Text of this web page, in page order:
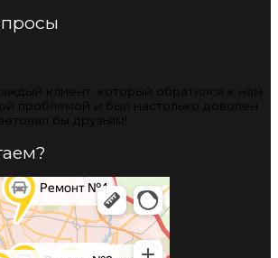
клиент, который обратился к нам
проблемой и был настолько доволен
бы друзьям!